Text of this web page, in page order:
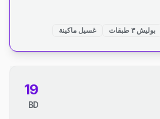
بوليش ٣ طبقات غسيل ماكينة
19
BD